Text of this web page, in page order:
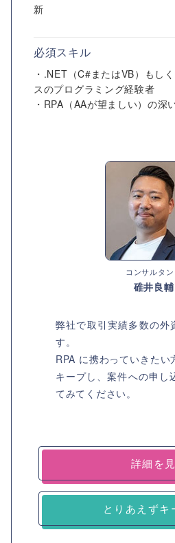
新
必須スキル
・.NET（C#またはVB）もし
スのプログラミング経験者
・RPA（AAが望ましい）の深
コンサルタン
碓井良輔
弊社で取引実績多数の外
す。
RPA に携わっていきたい
キープし、案件への申し
てみてください。
詳細を
とりあえずキ